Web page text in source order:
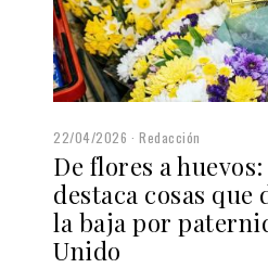
22/04/2026 Redacción
De flores a
destaca cosas que
la baja por
Unido